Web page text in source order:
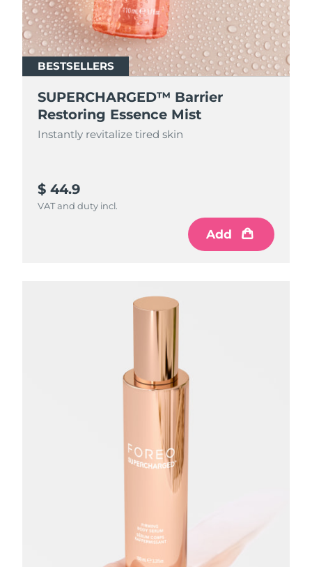
BESTSELLERS
SUPERCHARGED™ Barrier
Restoring Essence Mist
Instantly revitalize tired skin
$ 44.9
VAT and duty incl.
Add